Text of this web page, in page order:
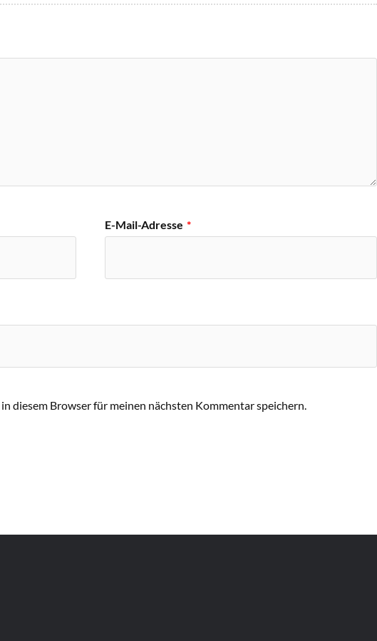
E-Mail-Adresse *
diesem Browser für meinen nächsten Kommentar speichern.